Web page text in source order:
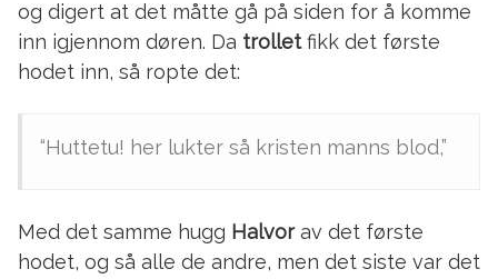
og digert at det måtte gå på siden for å komme
inn igjennom døren. Da trolletfikk det første
hodet inn, så ropte det:
“Huttetu! her lukter så kristen manns blod,”
Med det samme hugg Halvorav det første
hodet, og så alle de andre, men det siste var det